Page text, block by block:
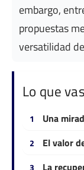
embargo,
propuestas
versatilidad
Lo que
Una
El valor